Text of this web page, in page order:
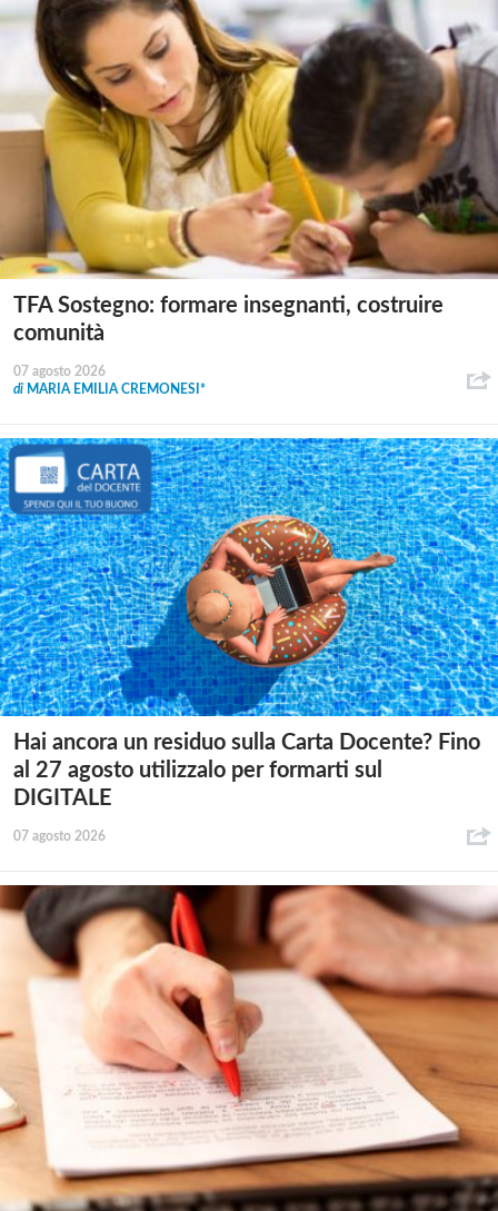
TFA Sostegno: formare insegnanti, costruire
comunità
07 agosto 2026
di MARIA EMILIA CREMONESI*
Hai ancora un residuo sulla Carta Docente? Fino
al 27 agosto utilizzalo per formarti sul
DIGITALE
07 agosto 2026